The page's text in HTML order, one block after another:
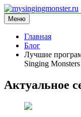
Перейти
к
содержимому
mysingingmonster.ru
информационный сайт
Меню
Главная
Блог
Лучшие
Singing Monsters
Актуальное